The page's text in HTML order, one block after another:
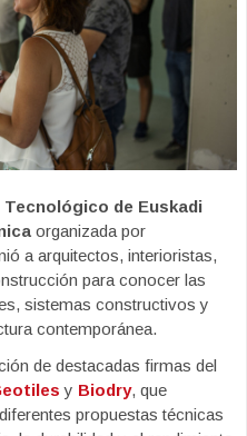
Tecnológico de Euskadi
organizada por
a arquitectos, interioristas,
para conocer las
sistemas constructivos y
contemporánea.
de destacadas firmas del
y Biodry, que
propuestas técnicas